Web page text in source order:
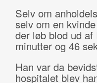
Selv om
selv om en
der løb blod ud
minutter og 46
Han var da
hospitalet blev